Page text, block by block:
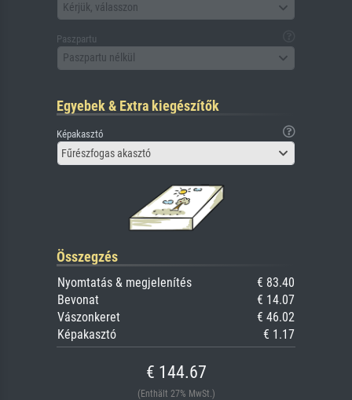
Kérjük, válasszon
Paszpartu
Paszpartu nélkül
Egyebek & Extra kiegészítők
Képakasztó
Fűrészfogas akasztó
Összegzés
Nyomtatás & megjelenítés
€ 83.40
Bevonat
€ 14.07
Vászonkeret
€ 46.02
Képakasztó
€ 1.17
€ 144.67
(Enthält 27% MwSt.)